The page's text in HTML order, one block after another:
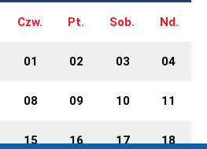
Czw. Pt. Sob. Nd.
01 02 03 04
08 09 10 11
15 16 17 18